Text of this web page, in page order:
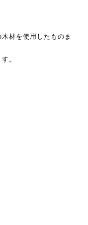
材を使用したものま
。